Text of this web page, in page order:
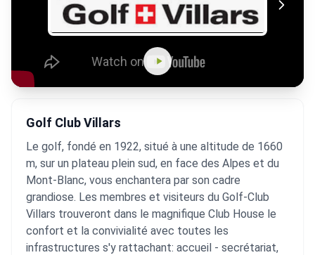
Golf Club Villars
Le golf, fondé en 1922, situé à une altitude de 1660
m, sur un plateau plein sud, en face des Alpes et du
Mont-Blanc, vous enchantera par son cadre
grandiose. Les membres et visiteurs du Golf-Club
Villars trouveront dans le magnifique Club House le
confort et la convivialité avec toutes les
infrastructures s'y rattachant: accueil - secrétariat,